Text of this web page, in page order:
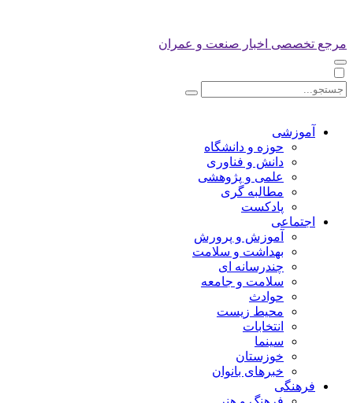
مرجع تخصصی اخبار صنعت و عمران
آموزشی
حوزه و دانشگاه
دانش و فناوری
علمی و پژوهشی
مطالبه گری
پادکست
اجتماعی
آموزش و پرورش
بهداشت و سلامت
چندرسانه ای
سلامت و جامعه
حوادث
محیط زیست
انتخابات
سینما
خوزستان
خبرهای بانوان
فرهنگی